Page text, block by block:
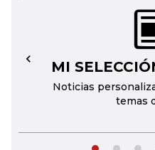
MI
Noticias
temas
←